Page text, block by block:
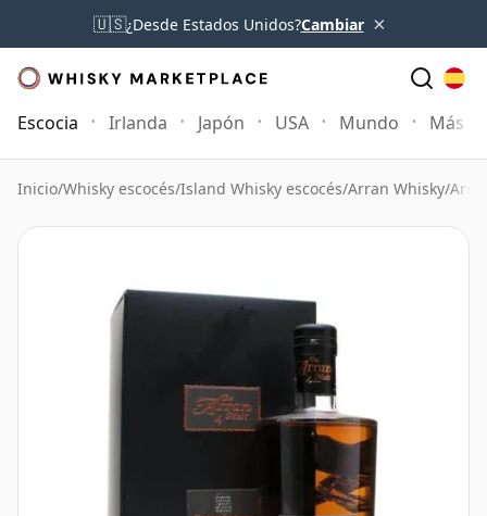
🇺🇸¿Desde Estados Unidos?Cambiar ×
Escocia Irlanda Japón USA Mundo Más
Inicio/Whisky escocés/Island Whisky escocés/Arran Whisky/